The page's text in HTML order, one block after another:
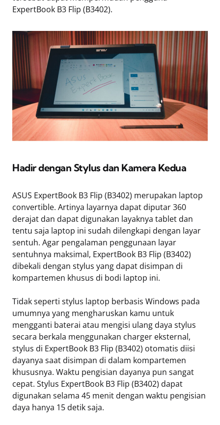
ExpertBook B3 Flip (B3402).
Hadir dengan Stylus dan Kamera Kedua
ASUS ExpertBook B3 Flip (B3402) merupakan laptop
convertible. Artinya layarnya dapat diputar 360
derajat dan dapat digunakan layaknya tablet dan
tentu saja laptop ini sudah dilengkapi dengan layar
sentuh. Agar pengalaman penggunaan layar
sentuhnya maksimal, ExpertBook B3 Flip (B3402)
dibekali dengan stylus yang dapat disimpan di
kompartemen khusus di bodi laptop ini.
Tidak seperti stylus laptop berbasis Windows pada
umumnya yang mengharuskan kamu untuk
mengganti baterai atau mengisi ulang daya stylus
secara berkala menggunakan charger eksternal,
stylus di ExpertBook B3 Flip (B3402) otomatis diisi
dayanya saat disimpan di dalam kompartemen
khususnya. Waktu pengisian dayanya pun sangat
cepat. Stylus ExpertBook B3 Flip (B3402) dapat
digunakan selama 45 menit dengan waktu pengisian
daya hanya 15 detik saja.